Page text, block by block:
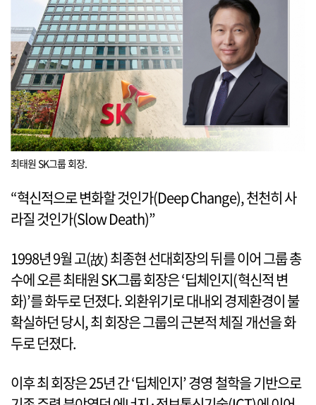
최태원 SK그룹 회장.
“혁신적으로 변화할 것인가(Deep Change), 천천히 사
라질 것인가(Slow Death)”
1998년 9월 고(故) 최종현 선대회장의 뒤를 이어 그룹 총
수에 오른 최태원 SK그룹 회장은 ‘딥체인지(혁신적 변
화)’를 화두로 던졌다. 외환위기로 대내외 경제환경이 불
확실하던 당시, 최 회장은 그룹의 근본적 체질 개선을 화
두로 던졌다.
이후 최 회장은 25년 간 ‘딥체인지’ 경영 철학을 기반으로